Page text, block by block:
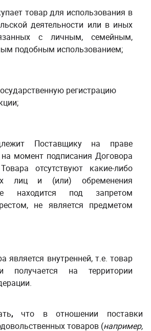
товар для использования в
деятельности или в иных
с личным, семейным,
подобным использованием;
регистрацию
Поставщику на праве
на момент подписания Договора
отсутствуют какие-либо
лиц и (или) обременения
находится под запретом
не является предметом
является внутренней, т.е. товар
получается на территории
,что в отношении поставки
товаров (например,